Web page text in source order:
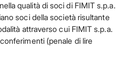
qualità di soci di FIMIT s.p.a.
soci della società risultante
attraverso cui FIMIT s.p.a.
(penale di lire